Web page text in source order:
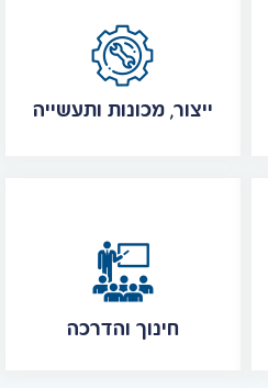
ייצור, מכונות ותעשייה
חינוך והדרכה